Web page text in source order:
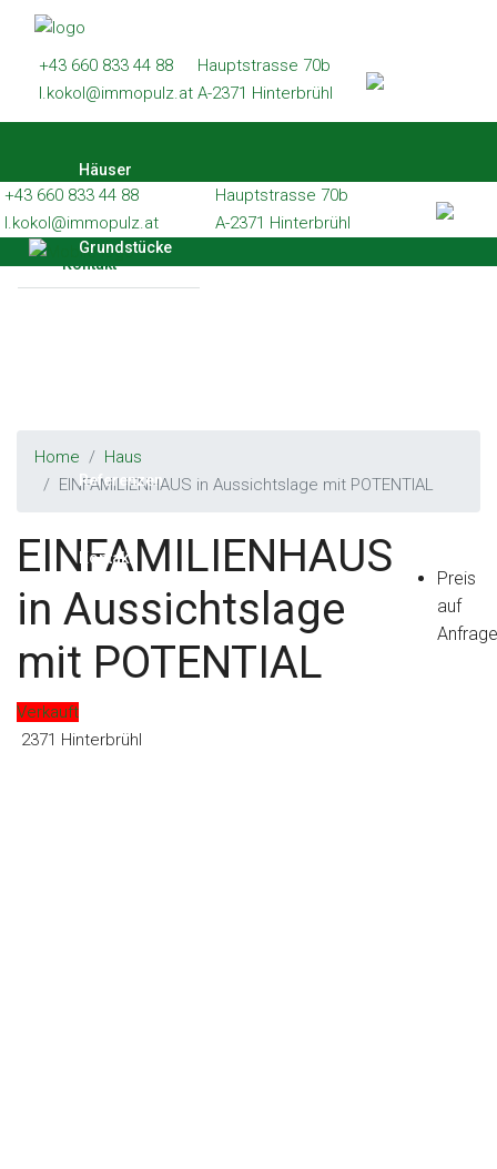
Häuser
Wohnungen
Gewerbe
Referenzen
Kontakt
+43 660 833 44 88
l.kokol@immopulz.at
Hauptstrasse 70b
A-2371 Hinterbrühl
Häuser
Grundstücke
Referenzen
Kontakt
+43 660 833 44 88
l.kokol@immopulz.at
Hauptstrasse 70b
A-2371 Hinterbrühl
Home
Haus
EINFAMILIENHAUS in Aussichtslage mit POTENTIAL
EINFAMILIENHAUS
in Aussichtslage
mit POTENTIAL
Preis
auf
Anfrage
Verkauft
2371 Hinterbrühl